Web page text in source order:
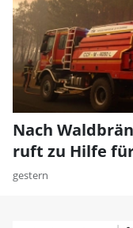
Nach
ruft zu Hilfe
gestern